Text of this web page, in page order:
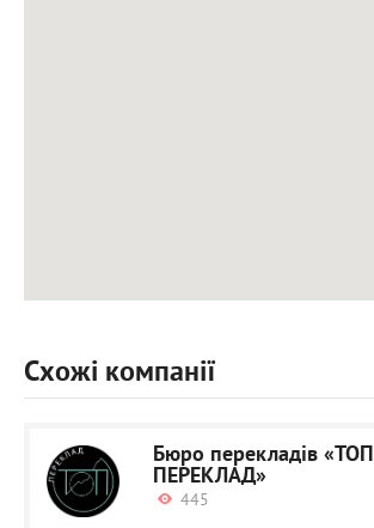
Схожі компанії
Бюро перекладів «ТОП
ПЕРЕКЛАД»
445